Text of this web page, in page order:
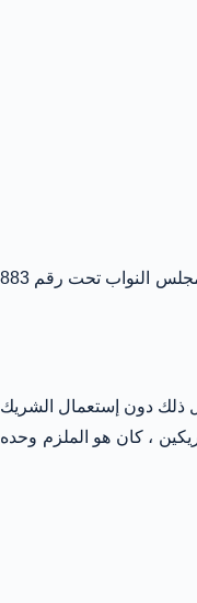
ورد هذا النص فى المادة 1182 من المشروع على وجه نطابق لما أستقر عليه فى التقنين المدنى الجديد ووافقت عليه لجنة المراجعة تحت رقم 885 فى المشروع النهائى ، ووافق عليه مجلس النواب تحت رقم 883
ذلك دون إستعمال الشريك
، كان هو الملزم وحده